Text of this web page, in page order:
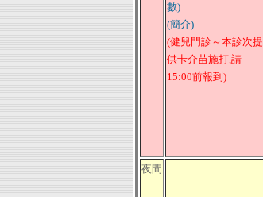
數)
(簡介)
(健兒門診～本診次提
供卡介苗施打,請
15:00前報到)
--------------------
夜間